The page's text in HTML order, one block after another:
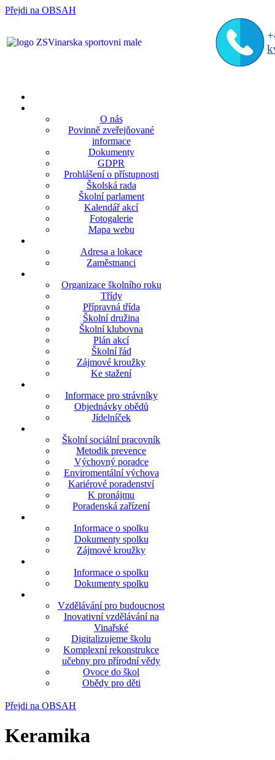
Přejdi na OBSAH
O nás
Povinně zveřejňované
informace
Dokumenty
GDPR
Prohlášení o přístupnosti
Školská rada
Školní parlament
Kalendář akcí
Fotogalerie
Mapa webu
Adresa a lokace
Zaměstnanci
Organizace školního roku
Třídy
Přípravná třída
Školní družina
Školní klubovna
Plán akcí
Školní řád
Zájmové kroužky
Ke stažení
Informace pro strávníky
Objednávky obědů
Jídelníček
Školní sociální pracovník
Metodik prevence
Výchovný poradce
Enviromentální výchova
Kariérové poradenství
K pronájmu
Poradenská zařízení
Informace o spolku
Dokumenty spolku
Zájmové kroužky
Informace o spolku
Dokumenty spolku
Vzdělávání pro budoucnost
Inovativní vzdělávání na
Vinařské
Digitalizujeme školu
Komplexní rekonstrukce
učebny pro přírodní vědy
Ovoce do škol
Obědy pro děti
Přejdi na OBSAH
Keramika
rokměsíc
rokměsíc